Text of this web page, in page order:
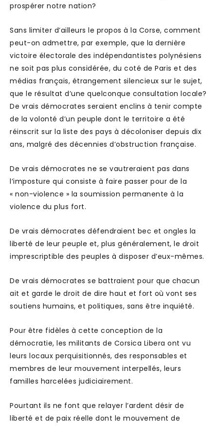
prospérer notre nation?
Sans limiter d’ailleurs le propos à la Corse, comment
peut-on admettre, par exemple, que la dernière
victoire électorale des indépendantistes polynésiens
ne soit pas plus considérée, du coté de Paris et des
médias français, étrangement silencieux sur le sujet,
que le résultat d’une quelconque consultation locale?
De vrais démocrates seraient enclins à tenir compte
de la volonté d’un peuple dont le territoire a été
réinscrit sur la liste des pays à décoloniser depuis dix
ans, malgré des décennies d’obstruction française.
De vrais démocrates ne se vautreraient pas dans
l’imposture qui consiste à faire passer pour de la
« non-violence » la soumission permanente à la
violence du plus fort.
De vrais démocrates défendraient bec et ongles la
liberté de leur peuple et, plus généralement, le droit
imprescriptible des peuples à disposer d’eux-mêmes.
De vrais démocrates se battraient pour que chacun
ait et garde le droit de dire haut et fort où vont ses
soutiens humains, et politiques, sans être inquiété.
Pour être fidèles à cette conception de la
démocratie, les militants de Corsica Libera ont vu
leurs locaux perquisitionnés, des responsables et
membres de leur mouvement interpellés, leurs
familles harcelées judiciairement.
Pourtant ils ne font que relayer l’ardent désir de
liberté et de paix réelle dont le mouvement de